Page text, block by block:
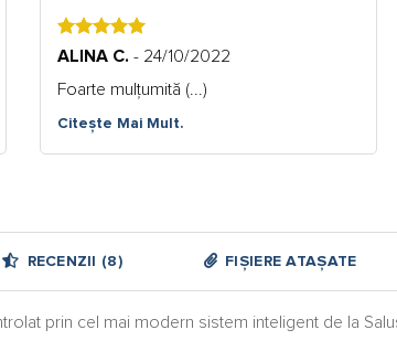
5
ALINA C. - 24/10/2022
Foarte mulțumită (...)
Citește Mai Mult.
RECENZII (8) FIȘIERE ATAȘATE
prin cel mai modern sistem inteligent de la